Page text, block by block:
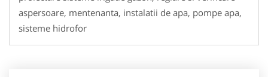
aspersoare, mentenanta, instalatii de apa, pompe apa,
sisteme hidrofor